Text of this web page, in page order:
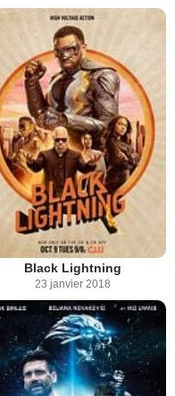
Black Lightning
23 janvier 2018